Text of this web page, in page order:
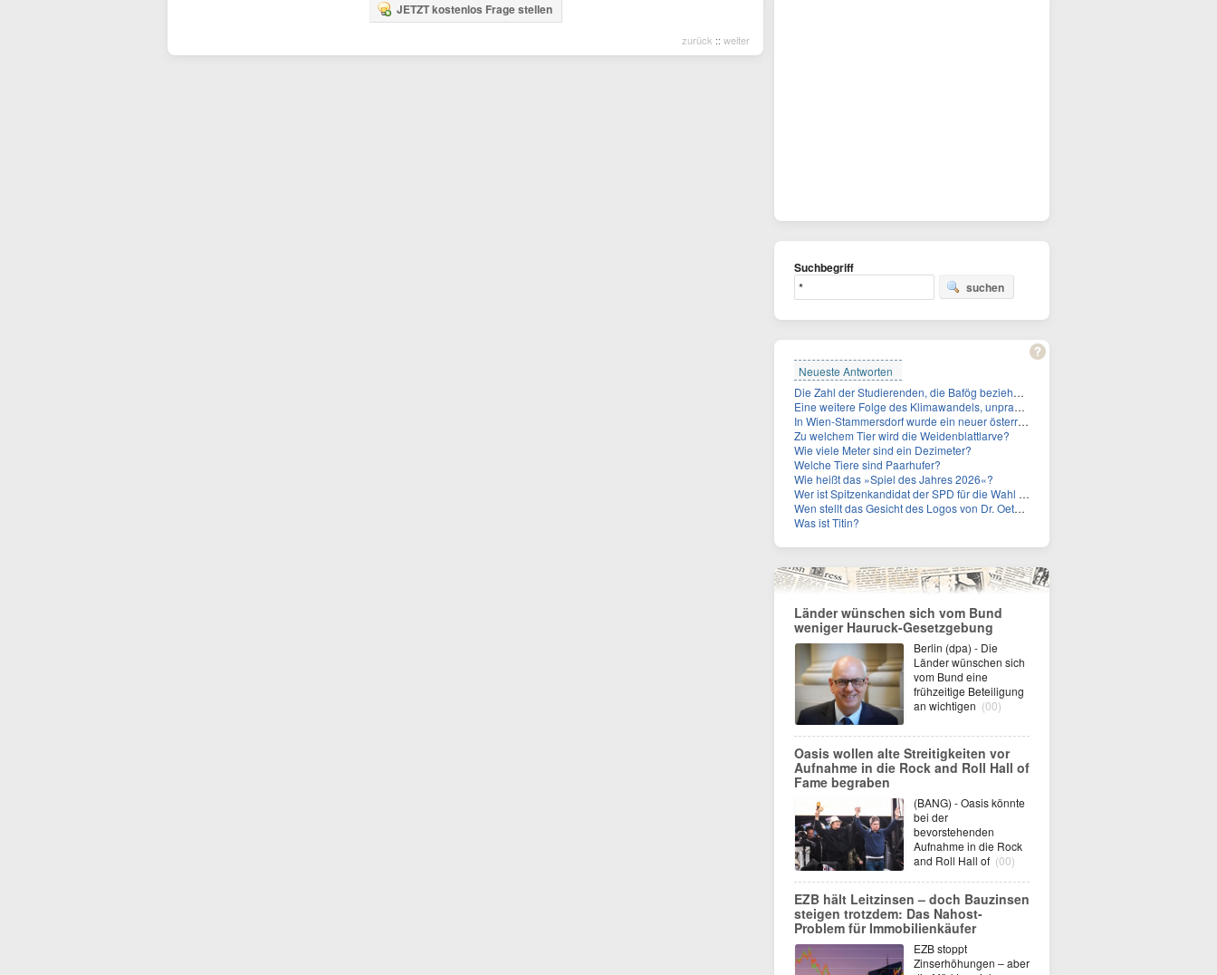
JETZT kostenlos Frage stellen
zurück :: weiter
Suchbegriff
suchen
Neueste Antworten
Die Zahl der Studierenden, die Bafög beziehen, sinkt. Woran liegt das?
Eine weitere Folge des Klimawandels, unpraktisch für Urlauber: Wo fehlt mittlerweile sogar das Trinkwasser?
In Wien-Stammersdorf wurde ein neuer österreichischer Temperaturrekord gemessen. Wie hoch war die Temperatur?
Zu welchem Tier wird die Weidenblattlarve?
Wie viele Meter sind ein Dezimeter?
Welche Tiere sind Paarhufer?
Wie heißt das »Spiel des Jahres 2026«?
Wer ist Spitzenkandidat der SPD für die Wahl zum Berliner Abgeordnetenhaus im September 2026?
Wen stellt das Gesicht des Logos von Dr. Oetker dar?
Was ist Titin?
Länder wünschen sich vom Bund
weniger Hauruck-Gesetzgebung
Berlin (dpa) - Die
Länder wünschen sich
vom Bund eine
frühzeitige Beteiligung
an wichtigen (00)
Oasis wollen alte Streitigkeiten vor
Aufnahme in die Rock and Roll Hall of
Fame begraben
(BANG) - Oasis könnte
bei der
bevorstehenden
Aufnahme in die Rock
and Roll Hall of (00)
EZB hält Leitzinsen – doch Bauzinsen
steigen trotzdem: Das Nahost-
Problem für Immobilienkäufer
EZB stoppt
Zinserhöhungen – aber